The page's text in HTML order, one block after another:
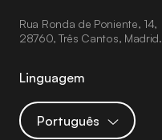
Rua Ronda de Poniente, 14,
28760, Três Cantos, Madrid.
Linguagem
Português